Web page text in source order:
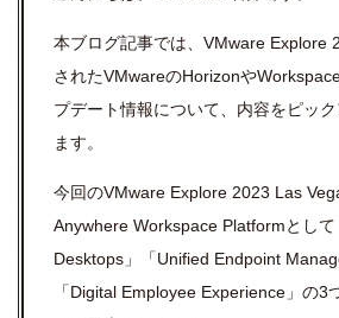
本ブログ記事では、 VMware Explore
されたVMwareのHorizonや
プデート情報について、内容をピッ
ます。
今回のVMware Explore 2023 Las
Anywhere Workspace Platformとして
Desktops 」「Unified Endpoint
「Digital Employee Experience 」の3